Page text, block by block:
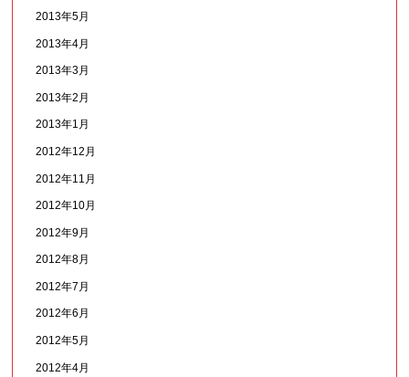
2013年5月
2013年4月
2013年3月
2013年2月
2013年1月
2012年12月
2012年11月
2012年10月
2012年9月
2012年8月
2012年7月
2012年6月
2012年5月
2012年4月